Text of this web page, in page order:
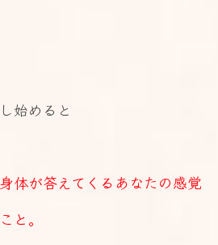
始めると
体が答えてくるあなたの感覚
と。